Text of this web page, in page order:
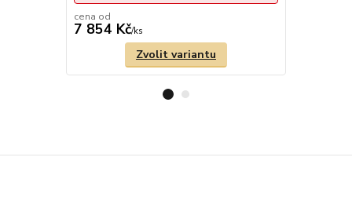
cena od
7 854 Kč/ks
Zvolit variantu